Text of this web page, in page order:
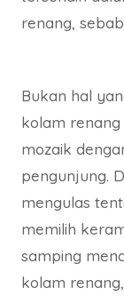
renang,
Bukan hal
kolam
mozaik
pengunjung.
mengulas
memilih
samping
kolam